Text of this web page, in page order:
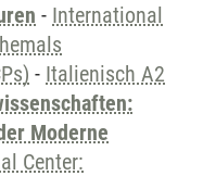
- International
- Italienisch A2
Moderne
Center: